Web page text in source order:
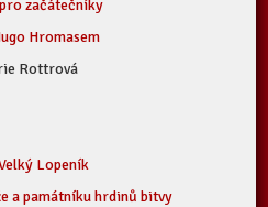
začátečníky
Hromasem
Rottrová
Lopeník
a památníku hrdinů bitvy